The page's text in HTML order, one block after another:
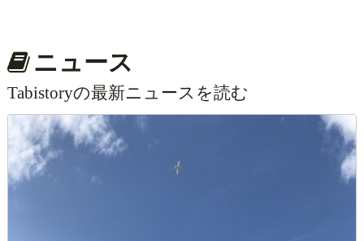
ニュース
Tabistoryの最新ニュースを読む